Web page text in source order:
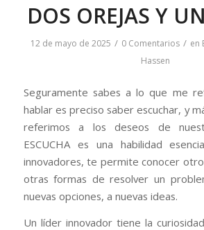
DOS OREJAS Y
12 de mayo de 2025 / 0 Comentarios / en
Hassen
Seguramente sabes a lo que me
hablar es preciso saber escuchar, y
referimos a los deseos de
ESCUCHA es una habilidad
innovadores, te permite conocer
otras formas de resolver un
nuevas opciones, a nuevas ideas.
Un líder innovador tiene la